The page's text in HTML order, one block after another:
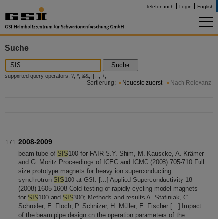
Telefonbuch Login English
Suche
Suche
supported query operators: ?, *, &&, ||, !, +, -
Sortierung: Neueste zuerst Nach Relevanz
2008-2009
beam tube of SIS100 for FAIR S.Y. Shim, M. Kauscke, A. Krämer
and G. Moritz Proceedings of ICEC and ICMC (2008) 705-710 Full
size prototype magnets for heavy ion superconducting
synchrotron SIS100 at GSI: [...] Applied Superconductivity 18
(2008) 1605-1608 Cold testing of rapidly-cycling model magnets
for SIS100 and SIS300; Methods and results A. Stafiniak, C.
Schröder, E. Floch, P. Schnizer, H. Müller, E. Fischer [...] Impact
of the beam pipe design on the operation parameters of the